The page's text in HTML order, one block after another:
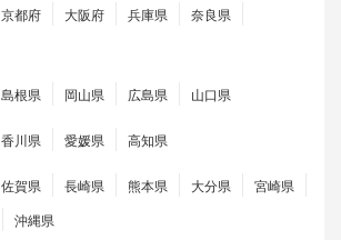
京都府 大阪府 兵庫県
奈良県
島根県 岡山県 広島県 山口県
香川県 愛媛県 高知県
佐賀県 長崎県 熊本県 大分県
宮崎県
沖縄県